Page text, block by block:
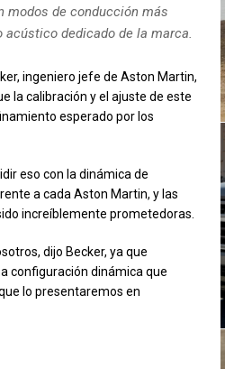
modos de conducción más
dedicado de la marca.
ingeniero jefe de Aston Martin,
la calibración y el ajuste de este
esperado por los
eso con la dinámica de
a cada Aston Martin, y las
increíblemente prometedoras.
dijo Becker, ya que
configuración dinámica que
lo presentaremos en